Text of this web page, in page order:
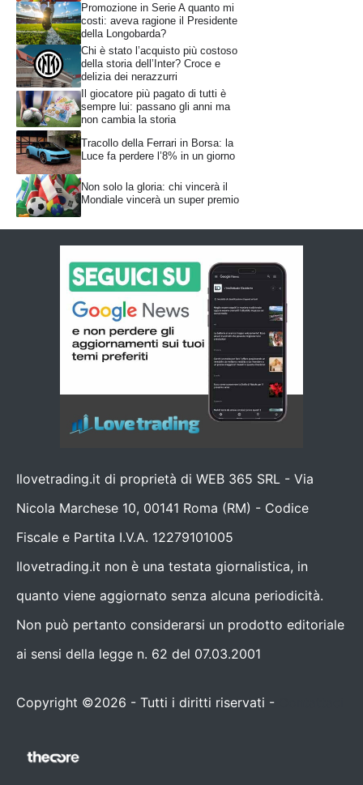
Promozione in Serie A quanto mi
costi: aveva ragione il Presidente
della Longobarda?
Chi è stato l’acquisto più costoso
della storia dell’Inter? Croce e
delizia dei nerazzurri
Il giocatore più pagato di tutti è
sempre lui: passano gli anni ma
non cambia la storia
Tracollo della Ferrari in Borsa: la
Luce fa perdere l’8% in un giorno
Non solo la gloria: chi vincerà il
Mondiale vincerà un super premio
Ilovetrading.it di proprietà di WEB 365 SRL - Via
Nicola Marchese 10, 00141 Roma (RM) - Codice
Fiscale e Partita I.V.A. 12279101005
Ilovetrading.it non è una testata giornalistica, in
quanto viene aggiornato senza alcuna periodicità.
Non può pertanto considerarsi un prodotto editoriale
ai sensi della legge n. 62 del 07.03.2001
Copyright ©2026 - Tutti i diritti riservati -